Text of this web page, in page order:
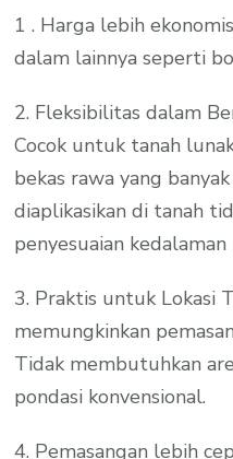
1 . Harga lebih
dalam lainnya seperti
2. Fleksibilitas dalam
Cocok untuk tanah
bekas rawa yang
diaplikasikan di tanah
penyesuaian kedalaman
3. Praktis untuk Lokasi
memungkinkan
Tidak membutuhkan
pondasi konvensional.
4. Pemasangan lebih